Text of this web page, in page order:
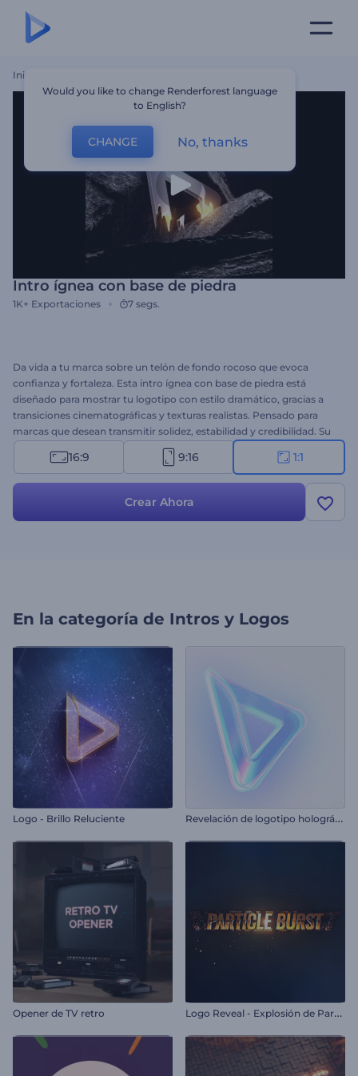
Inicio
Intro ígnea con base de piedra
1K+ Exportaciones 7 segs.
Da vida a tu marca sobre un telón de fondo rocoso que evoca
confianza y fortaleza. Esta intro ígnea con base de piedra está
diseñado para mostrar tu logotipo con estilo dramático, gracias a
transiciones cinematográficas y texturas realistas. Pensado para
marcas que desean transmitir solidez, estabilidad y credibilidad. Su
uso es muy sencillo: sube tu logo, escribe tu mensaje, añade
música de fondo, ¡y ya está listo para compartir! Pruébalo ahora y
16:9 9:16 1:1
Crear Ahora
En la categoría de Intros y Logos
Logo - Brillo Reluciente R
evelación de logotipo holográfico
Opener de TV retro L
ogo Reveal - Explosión de Partículas
Would you like to change Renderforest language
to English?
CHANGE No, thanks